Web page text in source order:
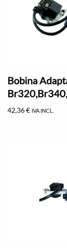
Bobina
42,36€ IVA INCL.